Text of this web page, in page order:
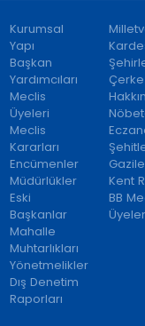
Kurumsal
Yapı
Başkan
Yardımcıları
Meclis
Üyeleri
Meclis
Kararları
Encümenler
Müdürlükler
Eski
Başkanlar
Mahalle
Muhtarlıkları
Yönetmelikler
Dış Denetim
Raporları
Kent
BB